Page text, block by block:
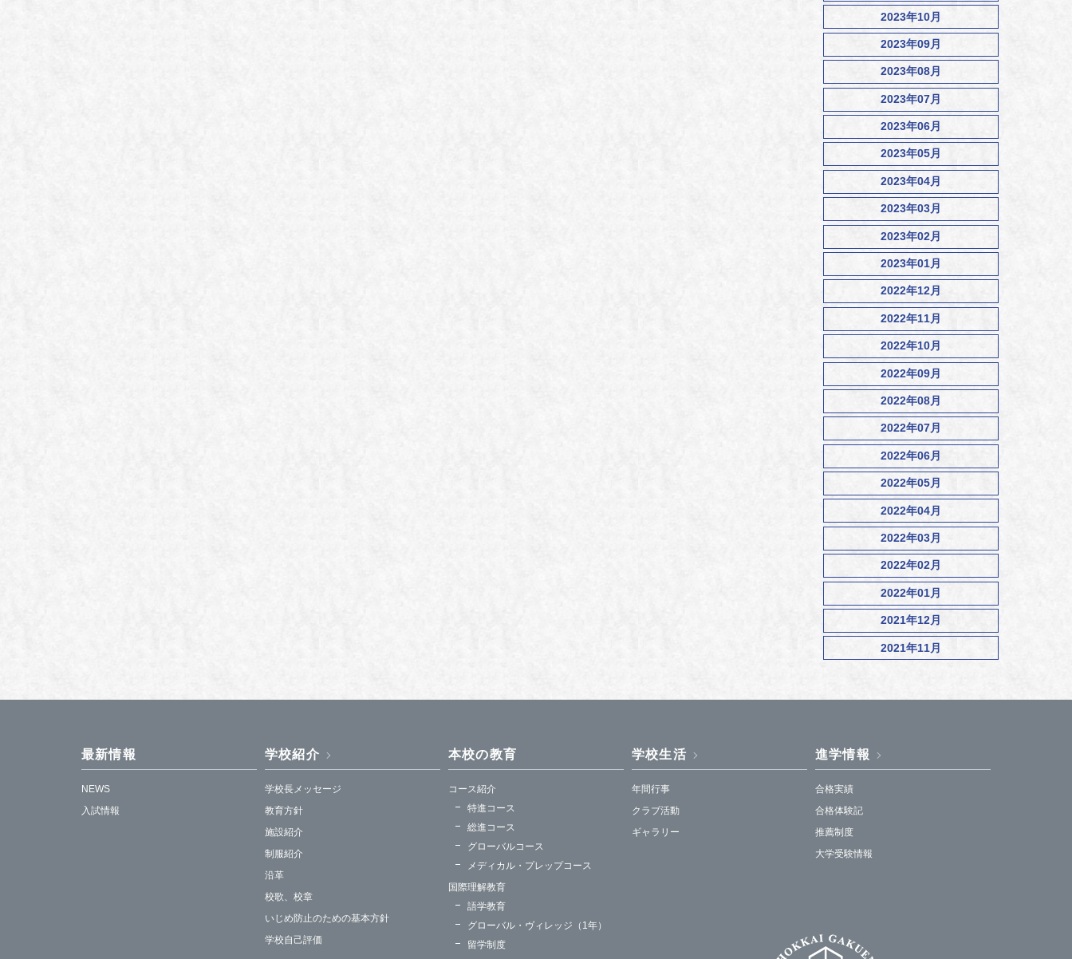
2023年10月
2023年09月
2023年08月
2023年07月
2023年06月
2023年05月
2023年04月
2023年03月
2023年02月
2023年01月
2022年12月
2022年11月
2022年10月
2022年09月
2022年08月
2022年07月
2022年06月
2022年05月
2022年04月
2022年03月
2022年02月
2022年01月
2021年12月
2021年11月
最新情報
NEWS
入試情報
学校紹介
学校長メッセージ
教育方針
施設紹介
制服紹介
沿革
校歌、校章
いじめ防止のための基本方針
学校自己評価
本校の教育
コース紹介
特進コース
総進コース
グローバルコース
メディカル・プレップコース
国際理解教育
語学教育
グローバル・ヴィレッジ（1年）
留学制度
学校生活
年間行事
クラブ活動
ギャラリー
進学情報
合格実績
合格体験記
推薦制度
大学受験情報